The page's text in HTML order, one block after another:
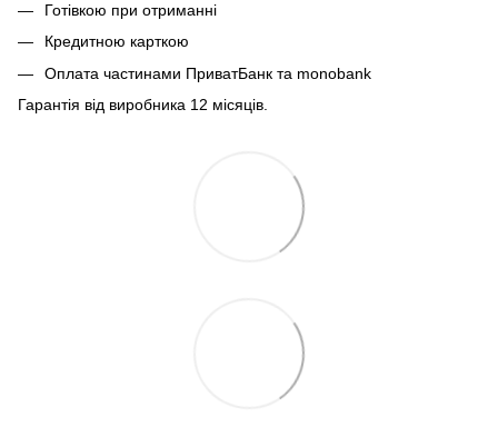
Готівкою при отриманні
Кредитною карткою
Оплата частинами ПриватБанк та monobank
Гарантія від виробника 12 місяців.